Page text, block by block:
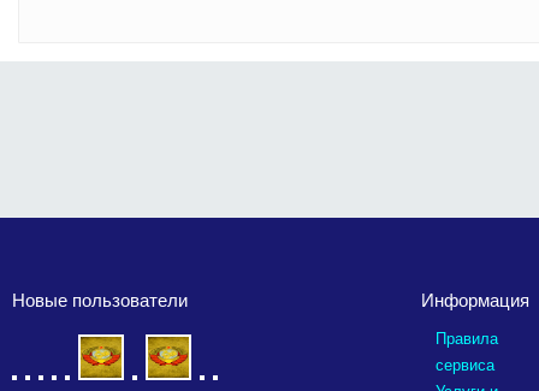
Новые пользователи Информация
Правила
сервиса